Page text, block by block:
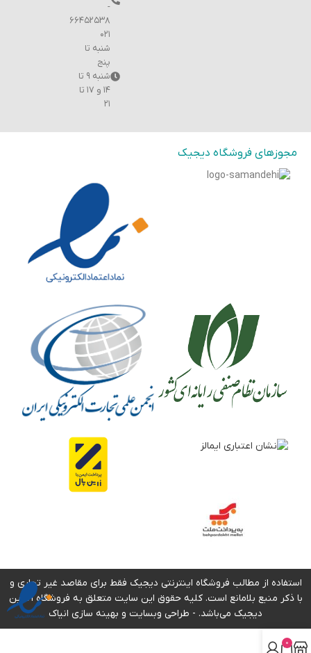
-
۶۶۴۵۲۵۳۸
۰۲۱
شنبه تا
پنج
شنبه ۹ تا
۱۴ و ۱۷ تا
۲۱
مجوزهای فروشگاه دیجیک
استفاده از مطالب فروشگاه اینترنتی دیجیک فقط برای مقاصد غیر تجاری و
با ذکر منبع بلامانع است. کلیه حقوق این سایت متعلق به فروشگاه آنلاین
دیجیک می‌باشد. - طراحی وبسایت و بهینه سازی انیاک
0